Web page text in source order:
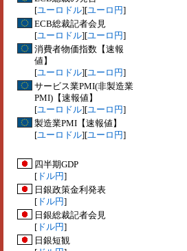
[ユーロドル][ユーロ円]
ECB総裁記者会見
[ユーロドル][ユーロ円]
消費者物価指数【速報
値】
[ユーロドル][ユーロ円]
サービス業PMI(非製造業
PMI)【速報値】
[ユーロドル][ユーロ円]
製造業PMI【速報値】
[ユーロドル][ユーロ円]
四半期GDP
[ ドル円]
日銀政策金利発表
[ ドル円]
日銀総裁記者会見
[ ドル円]
日銀短観